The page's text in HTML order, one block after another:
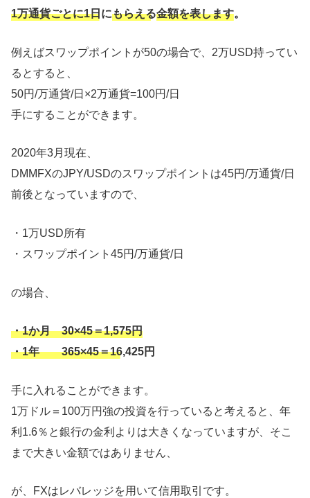
1万通貨ごとに1日にもらえる金額を表します。
例えばスワップポイントが50の場合で、2万USD持ってい
るとすると、
50円/万通貨/日×2万通貨=100円/日
手にすることができます。
2020年3月現在、
DMMFXのJPY/USDのスワップポイントは45円/万通貨/日
前後となっていますので、
・1万USD所有
・スワップポイント45円/万通貨/日
の場合、
・1か月 30×45＝1,575円
・1年 365×45＝16,425円
手に入れることができます。
1万ドル＝100万円強の投資を行っていると考えると、年
利1.6％と銀行の金利よりは大きくなっていますが、そこ
まで大きい金額ではありません、
が、FXはレバレッジを用いて信用取引です。